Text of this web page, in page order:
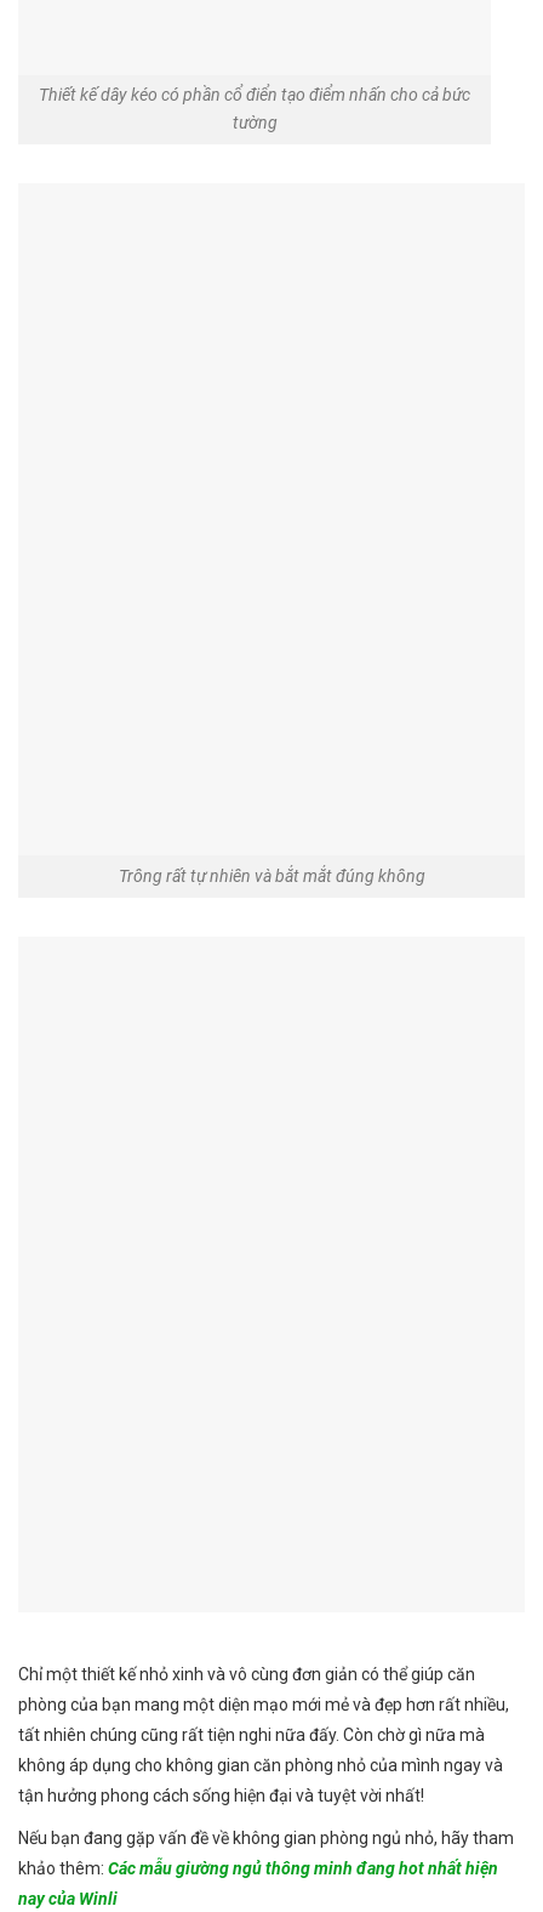
Thiết kế dây kéo có phần cổ điển tạo điểm nhấn cho cả bức
tường
Trông rất tự nhiên và bắt mắt đúng không
Chỉ một thiết kế nhỏ xinh và vô cùng đơn giản có thể giúp căn
phòng của bạn mang một diện mạo mới mẻ và đẹp hơn rất nhiều,
tất nhiên chúng cũng rất tiện nghi nữa đấy. Còn chờ gì nữa mà
không áp dụng cho không gian căn phòng nhỏ của mình ngay và
tận hưởng phong cách sống hiện đại và tuyệt vời nhất!
Nếu bạn đang gặp vấn đề về không gian phòng ngủ nhỏ, hãy tham
khảo thêm: Các mẫu giường ngủ thông minh đang hot nhất hiện
nay của Winli